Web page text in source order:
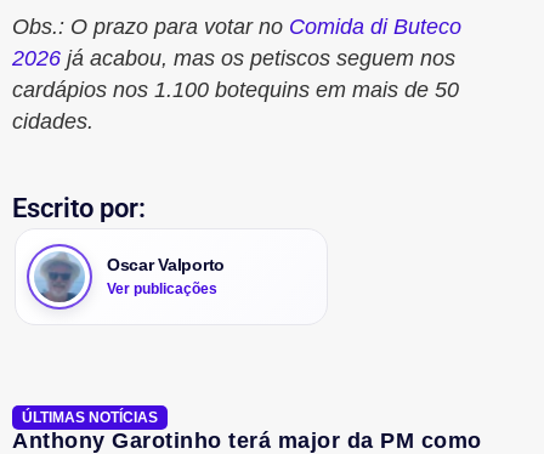
Obs.: O prazo para votar no Comida di Buteco
2026 já acabou, mas os petiscos seguem nos
cardápios nos 1.100 botequins em mais de 50
cidades.
Escrito por:
Oscar Valporto
Ver publicações
ÚLTIMAS NOTÍCIAS
Anthony Garotinho terá major da PM como